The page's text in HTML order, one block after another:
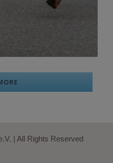
| All Rights Reserved